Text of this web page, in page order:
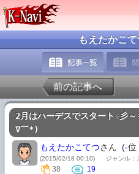
もえたかこ
前の記事へ
2月はハーデスでスタート☆彡
∇￣*)
もえたかこてつさん (-位
(2015/02/18 00:10) ジャンル：
38
19